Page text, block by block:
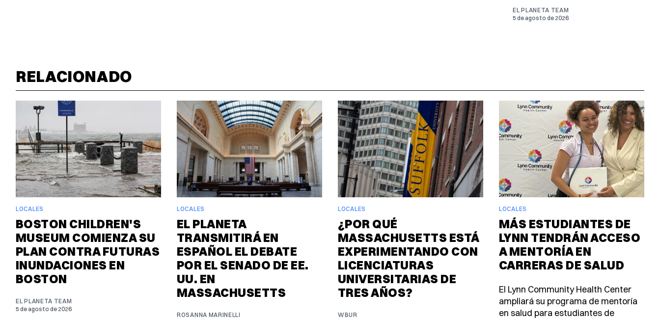
EL PLANETA TEAM
5 de agosto de 2026
RELACIONADO
LOCALES
BOSTON CHILDREN'S
MUSEUM COMIENZA SU
PLAN CONTRA FUTURAS
INUNDACIONES EN
BOSTON
EL PLANETA TEAM
5 de agosto de 2026
LOCALES
EL PLANETA
TRANSMITIRÁ EN
ESPAÑOL EL DEBATE
POR EL SENADO DE EE.
UU. EN
MASSACHUSETTS
ROSANNA MARINELLI
LOCALES
¿POR QUÉ
MASSACHUSETTS ESTÁ
EXPERIMENTANDO CON
LICENCIATURAS
UNIVERSITARIAS DE
TRES AÑOS?
WBUR
LOCALES
MÁS ESTUDIANTES DE
LYNN TENDRÁN ACCESO
A MENTORÍA EN
CARRERAS DE SALUD
El Lynn Community Health Center
ampliará su programa de mentoría
en salud para estudiantes de